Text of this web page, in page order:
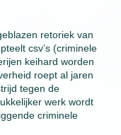
retoriek van
csv’s (criminele
keihard worden
roept al jaren
tegen de
werk wordt
criminele